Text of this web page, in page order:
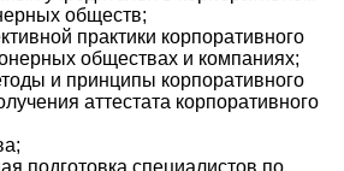
обществ;
практики корпоративного
обществах и компаниях;
и принципы корпоративного
аттестата корпоративного
подготовка специалистов по